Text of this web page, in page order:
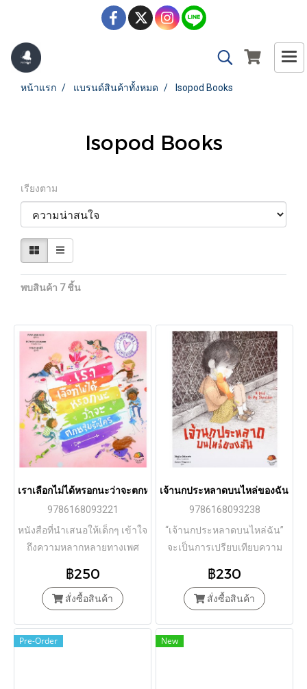
หน้าแรก แบรนด์สินค้าทั้งหมด Isopod Books
Isopod Books
เรียงตาม
พบสินค้า 7 ชิ้น
เราเลือกไม่ได้หรอกนะว่าจะตกหลุมรักใคร / Pimm van Hest /
9786168093221
หนังสือที่นำเสนอให้เด็กๆ เข้าใจ
ถึงความหลากหลายทางเพศ
Pimm van Hest ผู้เขียนหนังสือ
ภาพสำหรับเด็ก
฿250
สั่งซื้อสินค้า
เจ้านกประหลาดบนไหล่ของฉัน A
9786168093238
“เจ้านกประหลาดบนไหล่ฉัน”
จะเป็นการเปรียบเทียบความ
อยู่ในสังคมใหม่ๆ
฿230
สั่งซื้อสินค้า
Pre-Order New